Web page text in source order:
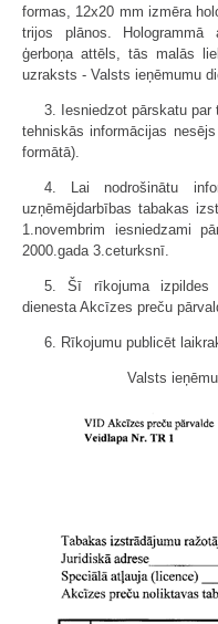
formas, 12x20 mm izmēra
trijos plānos. Hologrammā
ģerboņa attēls, tās malās
uzraksts - Valsts ieņēmumu
3. Iesniedzot pārskatu par
tehniskās informācijas
formātā).
4. Lai nodrošinātu
uzņēmējdarbības tabakas
1.novembrim iesniedzami
2000.gada 3.ceturksnī.
5. Šī rīkojuma izpildes
dienesta Akcīzes preču
6. Rīkojumu publicēt
Valsts